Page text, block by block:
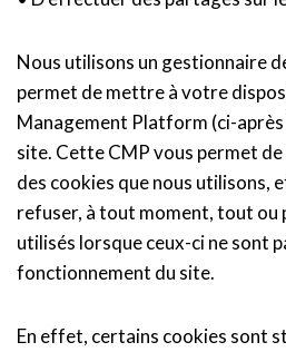
Nous utilisons un gestionnaire
permet de mettre à votre
Management Platform (ci-après
site. Cette CMP vous permet de
des cookies que nous utilisons,
refuser, à tout moment, tout ou
utilisés lorsque ceux-ci ne sont
fonctionnement du site.
En effet, certains cookies sont